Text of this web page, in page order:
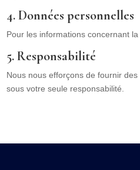
4. Données personnelles
Pour les informations concernant
5. Responsabilité
Nous nous efforçons de fournir
sous votre seule responsabilité.